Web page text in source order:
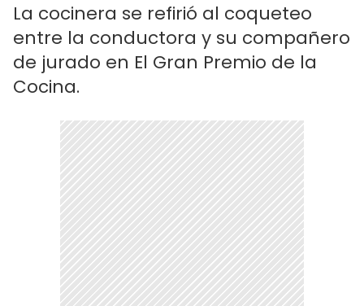
La cocinera se refirió al coqueteo
entre la conductora y su compañero
de jurado en El Gran Premio de la
Cocina.